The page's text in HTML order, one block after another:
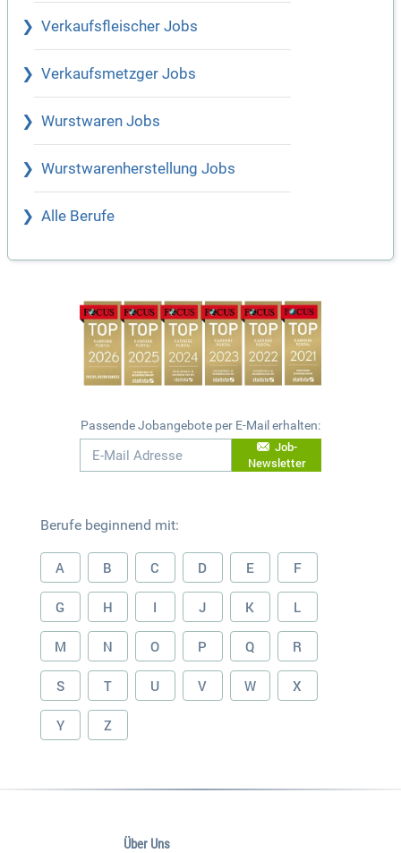
Verkaufsfleischer Jobs
Verkaufsmetzger Jobs
Wurstwaren Jobs
Wurstwarenherstellung Jobs
Alle Berufe
Passende Jobangebote per E-Mail erhalten:
Job-
Newsletter
Berufe beginnend mit:
A B C D E F
G H I J K L
M N O P Q R
S T U V W X
Y Z
Über Uns